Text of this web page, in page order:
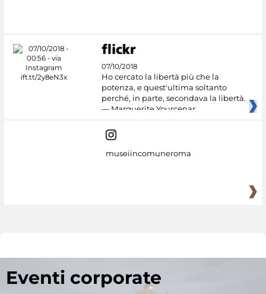
07/10/2018
Ho cercato la libertà più che la
potenza, e quest'ultima soltanto
perché, in parte, secondava la libertà.
— Marguerite Yourcenar
museiincomuneroma
Eventi corporate